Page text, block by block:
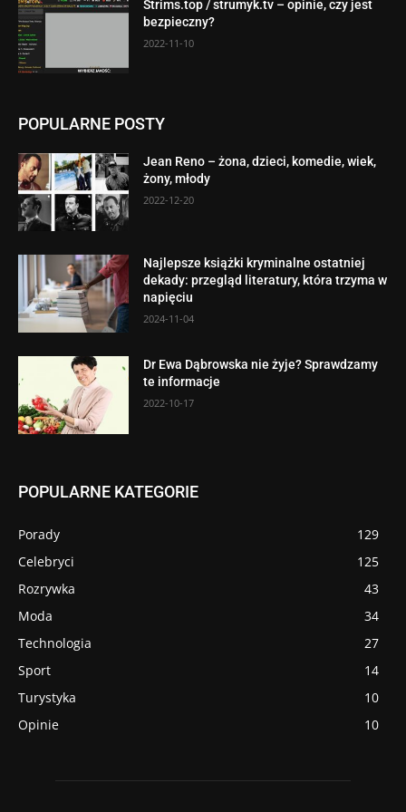
Strims.top / strumyk.tv – opinie, czy jest
bezpieczny?
2022-11-10
POPULARNE POSTY
Jean Reno – żona, dzieci, komedie, wiek,
żony, młody
2022-12-20
Najlepsze książki kryminalne ostatniej
dekady: przegląd literatury, która trzyma w
napięciu
2024-11-04
Dr Ewa Dąbrowska nie żyje? Sprawdzamy
te informacje
2022-10-17
POPULARNE KATEGORIE
Porady
129
Celebryci
125
Rozrywka
43
Moda
34
Technologia
27
Sport
14
Turystyka
10
Opinie
10